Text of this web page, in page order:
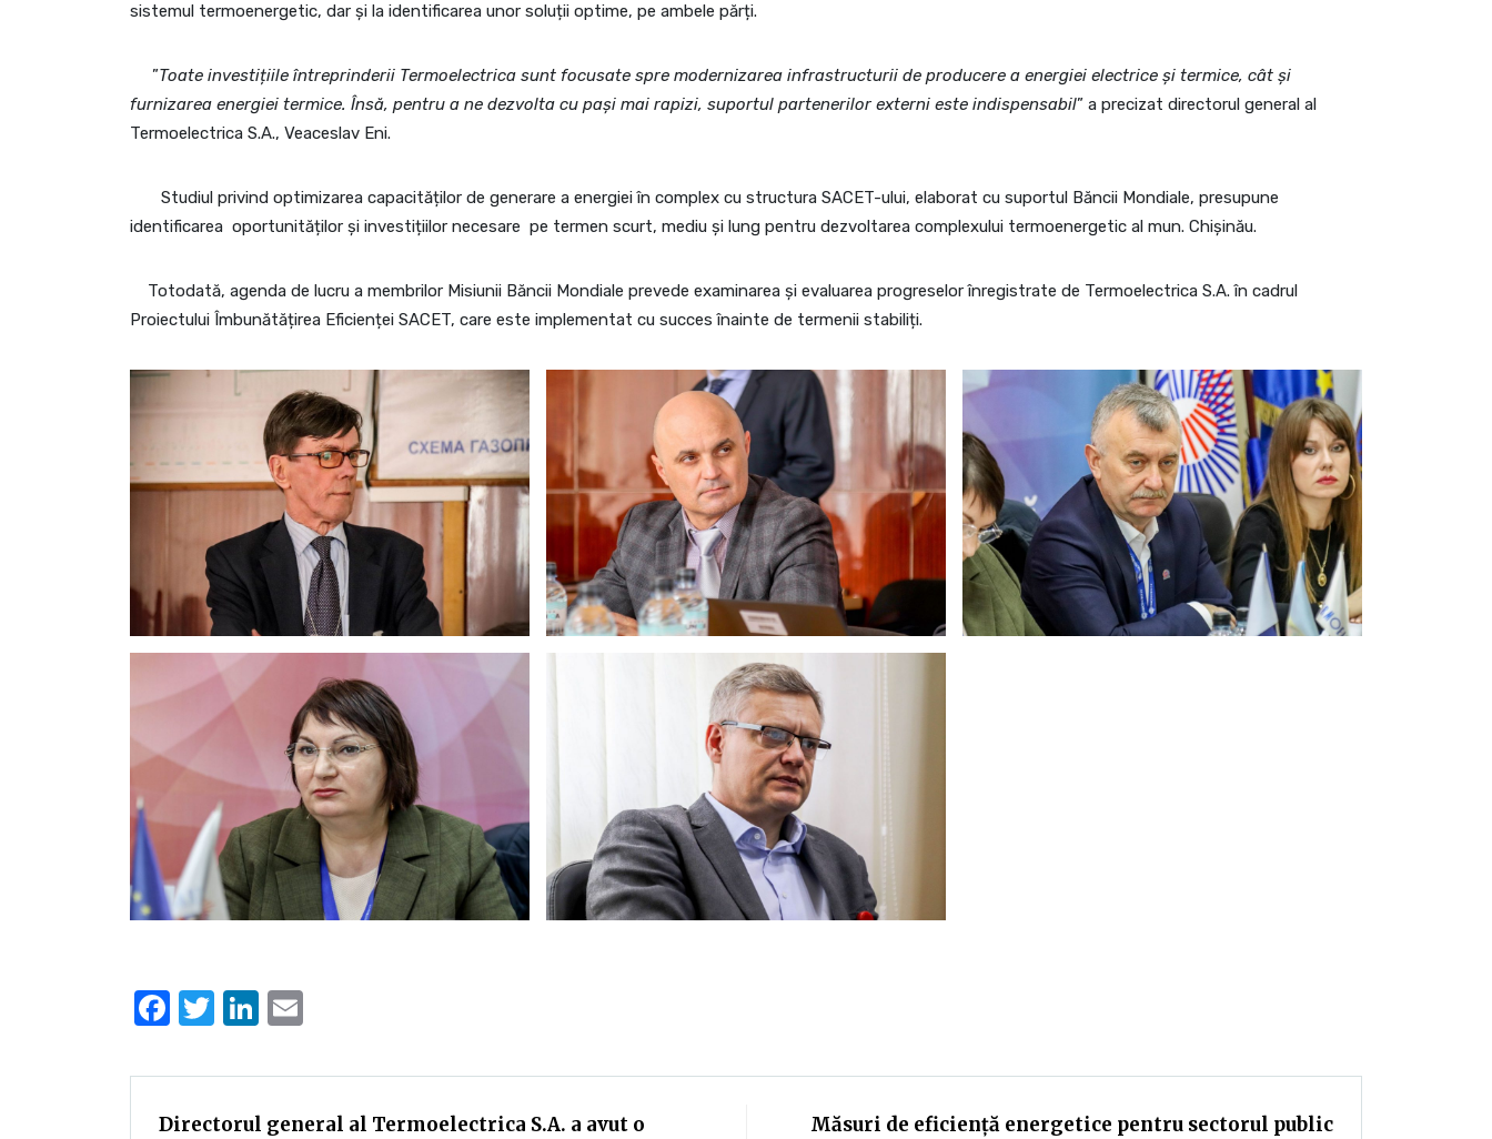
sistemul termoenergetic, dar și la identificarea unor soluții optime, pe ambele părți.
”Toate investițiile întreprinderii Termoelectrica sunt focusate spre modernizarea infrastructurii de producere a energiei electrice și termice, cât și
furnizarea energiei termice. Însă, pentru a ne dezvolta cu pași mai rapizi, suportul partenerilor externi este indispensabil” a precizat directorul general al
Termoelectrica S.A., Veaceslav Eni.
Studiul privind optimizarea capacităților de generare a energiei în complex cu structura SACET-ului, elaborat cu suportul Băncii Mondiale, presupune
identificarea oportunităților și investițiilor necesare pe termen scurt, mediu și lung pentru dezvoltarea complexului termoenergetic al mun. Chișinău.
Totodată, agenda de lucru a membrilor Misiunii Băncii Mondiale prevede examinarea și evaluarea progreselor înregistrate de Termoelectrica S.A. în cadrul
Proiectului Îmbunătățirea Eficienței SACET, care este implementat cu succes înainte de termenii stabiliți.
Facebook
TwitterLinkedIn
Directorul general al Termoelectrica S.A. a avut o
Măsuri de eficiență energetice pentru sectorul public